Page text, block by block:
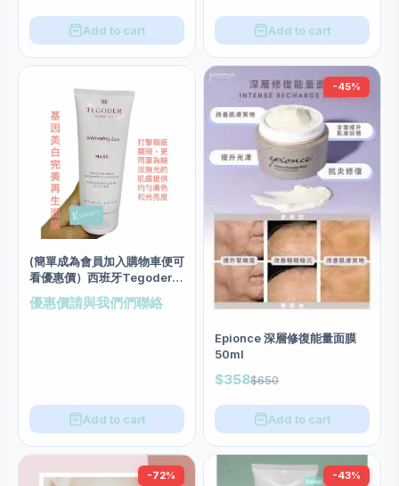
Add to cart Add to cart
(簡單成為會員加入購物車便可
看優惠價）西班牙Tegoder
基因美白完美再生面膜 salon
size 200ml
優惠價請與我們們聯絡
Add to cart
-45%
Epionce 深層修復能量面膜
50ml
$358$650
Add to cart
-72% -43%